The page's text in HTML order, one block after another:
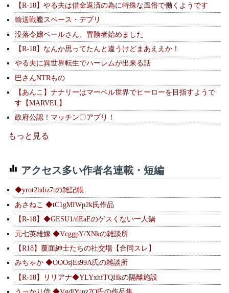
【R-18】やる夫は借金返済の為に特殊な風俗で働くようです
輸送戦艦スペース・デブリ
没落令嬢ベールさん、冒険者始めました
【R-18】なんか思ってたんと違うけどまあええか！
やる夫に異世界転生でハーレムが出来る話
巴さんNTRもの
【あんこ】ナナリーはマーベル世界でヒーローを目指すようで
す【MARVEL】
政府公認！マッチン〇アプリ！
もっと見る
アクセス多い作者名連載・短編
◆yrot2hdiz7tの雑記帳
あさねこ ◆tC1gMIWp2k氏作品
【R-18】◆GESU1/dEaEのゲスくない一人鍋
元七英雄嫁 ◆VcggpY/XNkの雑談所
【R18】覆面紳士たちの社交場【合同スレ】
みちゃか ◆OOOsjEs99A氏の雑談所
【R-18】リリアナ◆YLYxhfTQHkの隔離施設